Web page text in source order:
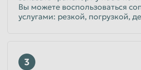
Вы можете воспользоваться
услугами: резкой, погрузкой,
3